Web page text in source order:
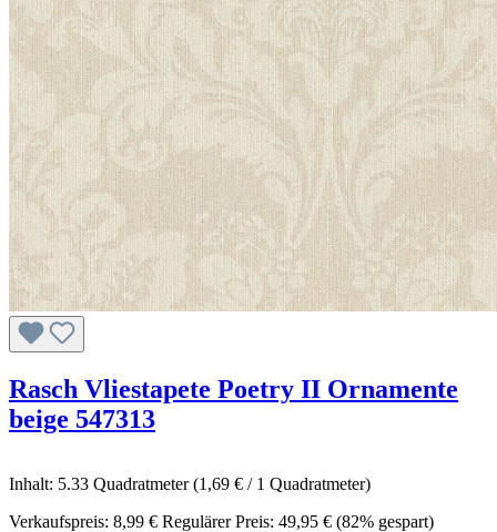
Rasch Vliestapete Poetry II Ornamente
beige 547313
Inhalt: 5.33 Quadratmeter(1,69 € / 1 Quadratmeter)
Verkaufspreis: 8,99 € Regulärer Preis: 49,95 € (82% gespart)